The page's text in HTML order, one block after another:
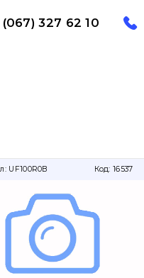
327 62 10
UF100R0B Код: 16537